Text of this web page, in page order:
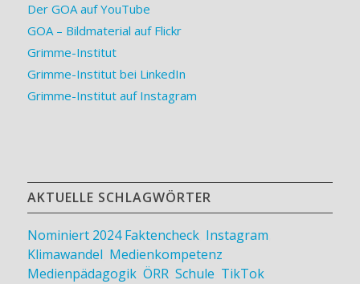
Der GOA auf YouTube
GOA – Bildmaterial auf Flickr
Grimme-Institut
Grimme-Institut bei LinkedIn
Grimme-Institut auf Instagram
AKTUELLE SCHLAGWÖRTER
Nominiert 2024 Faktencheck, Instagram
Klimawandel Medienkompetenz
Medienpädagogik, ÖRR, Schule TikTok